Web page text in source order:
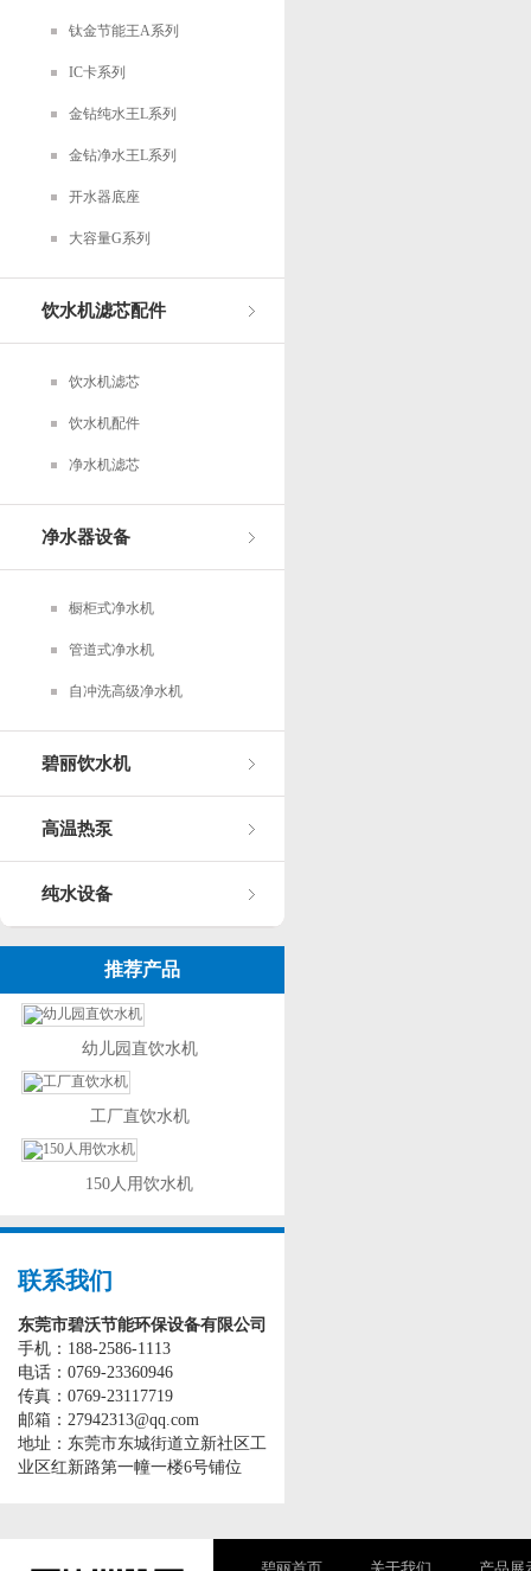
钛金节能王A系列
IC卡系列
金钻纯水王L系列
金钻净水王L系列
开水器底座
大容量G系列
饮水机滤芯配件
饮水机滤芯
饮水机配件
净水机滤芯
净水器设备
橱柜式净水机
管道式净水机
自冲洗高级净水机
碧丽饮水机
高温热泵
纯水设备
推荐产品
幼儿园直饮水机
工厂直饮水机
150人用饮水机
联系我们
东莞市碧沃节能环保设备有限公司
手机：188-2586-1113
电话：0769-23360946
传真：0769-23117719
邮箱：27942313@qq.com
地址：东莞市东城街道立新社区工
业区红新路第一幢一楼6号铺位